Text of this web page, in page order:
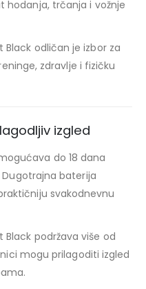
hodanja, trčanja i vožnje
odličan je izbor za
zdravlje i fizičku
izgled
do 18 dana
baterija
svakodnevnu
podržava više od
mogu prilagoditi izgled